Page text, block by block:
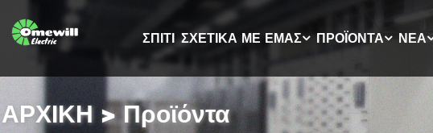
ΣΠΊΤΙ ΣΧΕΤΙΚΆ ΜΕ ΕΜΆΣ ΠΡΟΪΌΝΤΑ ΝΈΑ
ΑΡΧΙΚΗ > Προϊόντα